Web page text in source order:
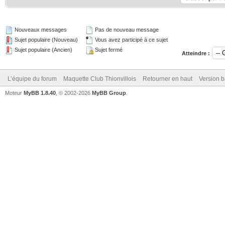
Nouveaux messages
Sujet populaire (Nouveau)
Sujet populaire (Ancien)
Pas de nouveau message
Vous avez participé à ce sujet
Sujet fermé
Atteindre :
L’équipe du forum Maquette Club Thionvillois Retourner en haut Version
Moteur MyBB 1.8.40 , © 2002-2026 MyBB Group